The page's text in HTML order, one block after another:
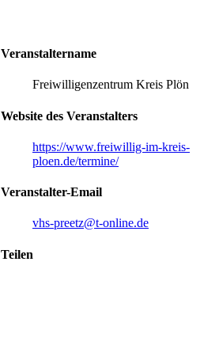
Veranstaltername
Freiwilligenzentrum Kreis Plön
Website des Veranstalters
https://www.freiwillig-im-kreis-
ploen.de/termine/
Veranstalter-Email
vhs-preetz@t-online.de
Teilen